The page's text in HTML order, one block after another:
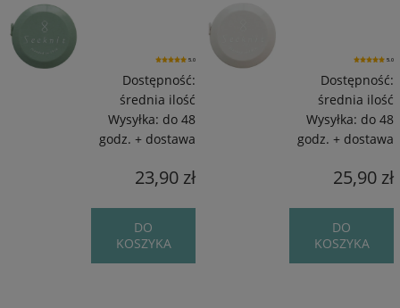
5.0
Dostępność:
średnia ilość
Wysyłka: do 48
godz. + dostawa
23,90 zł
DO
KOSZYKA
5.0
Dostępność:
średnia ilość
Wysyłka: do 48
godz. + dostawa
25,90 zł
DO
KOSZYKA